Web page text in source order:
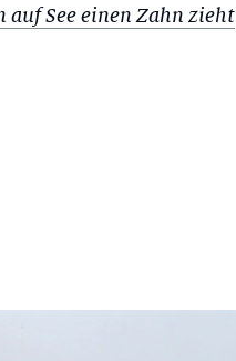
auf See einen Zahn zieht